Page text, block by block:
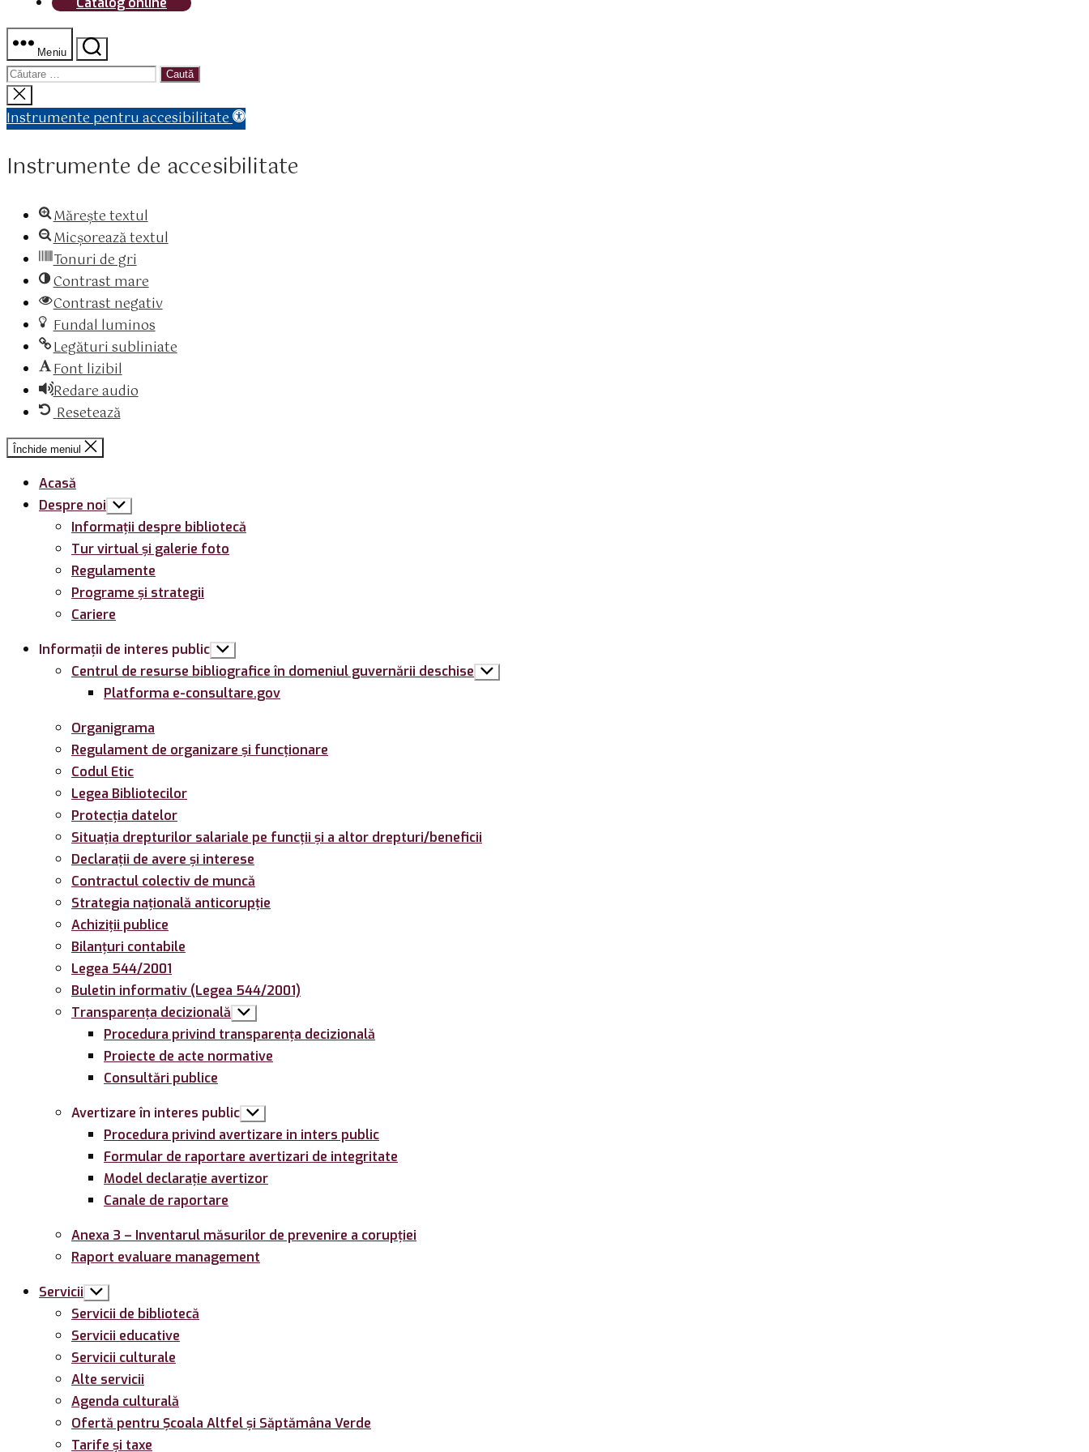
Meniu
Caută
după:
Închide
căutarea
Instrumente pentru accesibilitate
Instrumente de accesibilitate
Mărește textul
Micșorează textul
Tonuri de gri
Contrast mare
Contrast negativ
Fundal luminos
Legături subliniate
Font lizibil
Redare audio
Resetează
Închide meniul
Acasă
Despre noi Arată
submeniul
Informații despre bibliotecă
Tur virtual și galerie foto
Regulamente
Programe și strategii
Cariere
Informații de interes public Arată
submeniul
Centrul de resurse bibliografice în domeniul guvernării deschise Arată
submeniul
Platforma e-consultare.gov
Organigrama
Regulament de organizare și funcționare
Codul Etic
Legea Bibliotecilor
Protecția datelor
Situația drepturilor salariale pe funcții și a altor drepturi/beneficii
Declarații de avere și interese
Contractul colectiv de muncă
Strategia națională anticorupție
Achiziții publice
Bilanțuri contabile
Legea 544/2001
Buletin informativ (Legea 544/2001)
Transparența decizională Arată
submeniul
Procedura privind transparența decizională
Proiecte de acte normative
Consultări publice
Avertizare în interes public Arată
submeniul
Procedura privind avertizare in inters public
Formular de raportare avertizari de integritate
Model declarație avertizor
Canale de raportare
Anexa 3 – Inventarul măsurilor de prevenire a corupției
Raport evaluare management
Servicii Arată
submeniul
Servicii de bibliotecă
Servicii educative
Servicii culturale
Alte servicii
Agenda culturală
Ofertă pentru Şcoala Altfel și Săptămâna Verde
Tarife și taxe